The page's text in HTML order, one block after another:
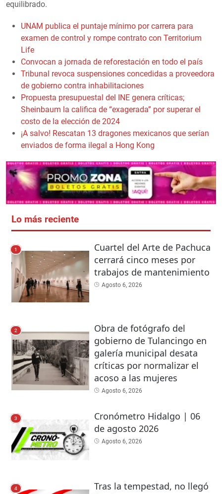
equilibrado.
UNAM publica el puntaje mínimo por carrera para
examen de control y rompe contrato con Territorium
Life
Convocan a jornada de reforestación en todo el país
Tribunal revoca suspensiones concedidas a proveedora
de gobierno contra inhabilitaciones
Propuesta presupuestal del INE genera críticas;
Sheinbaum la califica de “exagerada” por superar el
costo de la elección de 2024
¡A salvo! Rescatan 13 dragones mexicanos que serían
enviados de forma ilegal a Hong Kong
Lo más reciente
1
Cuartel del Arte de Pachuca
cerrará cinco meses por
trabajos de mantenimiento
Agosto 6, 2026
2
Obra de fotógrafo del
gobierno de Tulancingo en
galería municipal desata
críticas por normalizar el
acoso a las mujeres
Agosto 6, 2026
3
Cronómetro Hidalgo | 06
de agosto 2026
Agosto 6, 2026
4
Tras la tempestad, no llegó